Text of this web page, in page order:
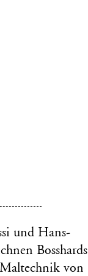
und Hans-
Bosshards
von